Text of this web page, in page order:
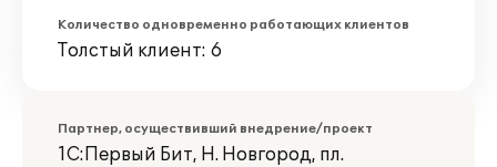
Количество одновременно работающих клиентов
Толстый клиент: 6
Партнер, осуществивший внедрение/проект
1С:Первый Бит, Н. Новгород, пл.